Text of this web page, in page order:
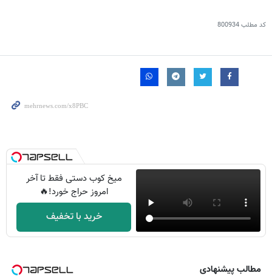
کد مطلب800934
میخ کوب دستی فقط تا آخر
امروز حراج خورد!🔥
خرید با تخفیف
مطالب پیشنهادی